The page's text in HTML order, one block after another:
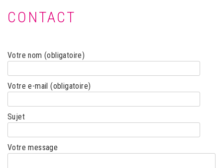
CONTACT
Votre nom (obligatoire)
Votre e-mail (obligatoire)
Sujet
Votre message